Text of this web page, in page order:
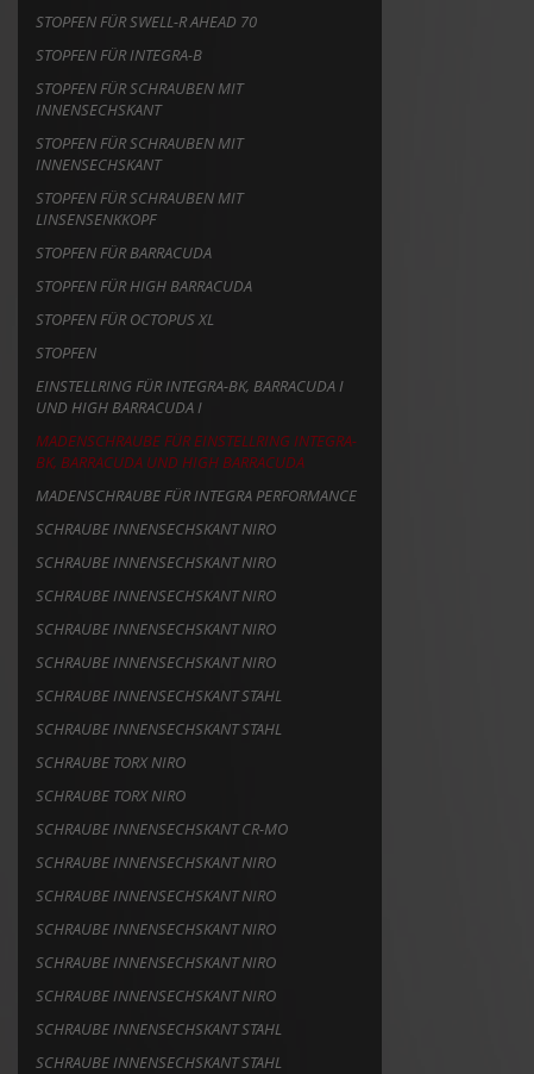
STOPFEN FÜR SWELL-R AHEAD 70
STOPFEN FÜR INTEGRA-B
STOPFEN FÜR SCHRAUBEN MIT
INNENSECHSKANT
STOPFEN FÜR SCHRAUBEN MIT
INNENSECHSKANT
STOPFEN FÜR SCHRAUBEN MIT
LINSENSENKKOPF
STOPFEN FÜR BARRACUDA
STOPFEN FÜR HIGH BARRACUDA
STOPFEN FÜR OCTOPUS XL
STOPFEN
EINSTELLRING FÜR INTEGRA-BK, BARRACUDA I
UND HIGH BARRACUDA I
MADENSCHRAUBE FÜR EINSTELLRING INTEGRA-
BK, BARRACUDA UND HIGH BARRACUDA
MADENSCHRAUBE FÜR INTEGRA PERFORMANCE
SCHRAUBE INNENSECHSKANT NIRO
SCHRAUBE INNENSECHSKANT NIRO
SCHRAUBE INNENSECHSKANT NIRO
SCHRAUBE INNENSECHSKANT NIRO
SCHRAUBE INNENSECHSKANT NIRO
SCHRAUBE INNENSECHSKANT STAHL
SCHRAUBE INNENSECHSKANT STAHL
SCHRAUBE TORX NIRO
SCHRAUBE TORX NIRO
SCHRAUBE INNENSECHSKANT CR-MO
SCHRAUBE INNENSECHSKANT NIRO
SCHRAUBE INNENSECHSKANT NIRO
SCHRAUBE INNENSECHSKANT NIRO
SCHRAUBE INNENSECHSKANT NIRO
SCHRAUBE INNENSECHSKANT NIRO
SCHRAUBE INNENSECHSKANT STAHL
SCHRAUBE INNENSECHSKANT STAHL